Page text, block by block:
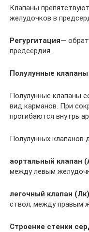
Клапаны
желудочков в
Регургитация—
предсердия.
Полулунные клапаны
Полулунные клапаны
вид карманов. При
прогибаются внутрь
Полулунных клапанов
аортальный клапан
между левым
легочный клапан (Лк)
ствол, между правым
Строение стенки